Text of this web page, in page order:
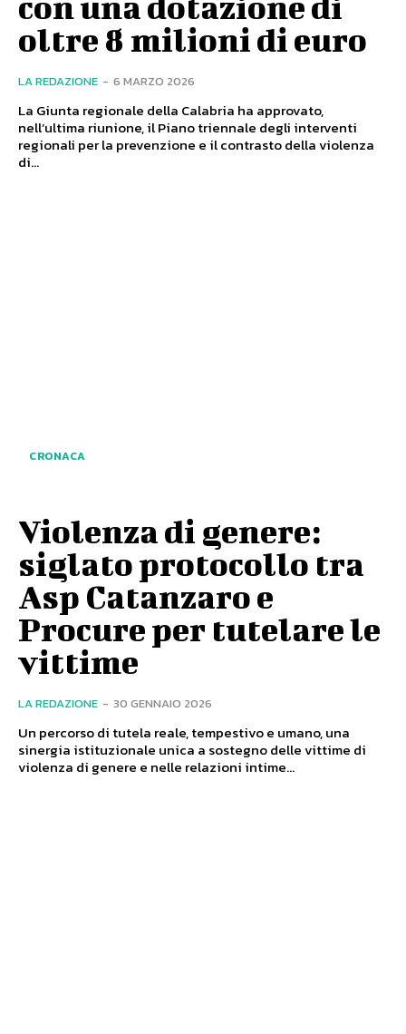
oltre 8 milioni di euro
LA REDAZIONE - 6 MARZO 2026
La Giunta regionale della Calabria ha approvato,
nell’ultima riunione, il Piano triennale degli interventi
regionali per la prevenzione e il contrasto della violenza
di...
CRONACA
Violenza di genere:
siglato protocollo tra
Asp Catanzaro e
Procure per tutelare le
vittime
LA REDAZIONE - 30 GENNAIO 2026
Un percorso di tutela reale, tempestivo e umano, una
sinergia istituzionale unica a sostegno delle vittime di
violenza di genere e nelle relazioni intime...